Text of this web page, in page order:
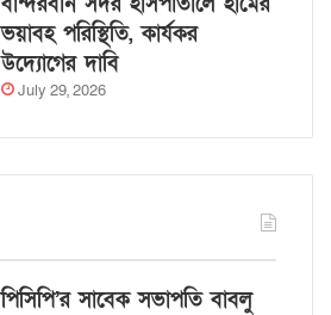
ভয়াবহ পরিস্থিতি, কার্যকর
উদ্যোগের দাবি
July 29, 2026
পিসিপি’র সাবেক সভাপতি বাবলু